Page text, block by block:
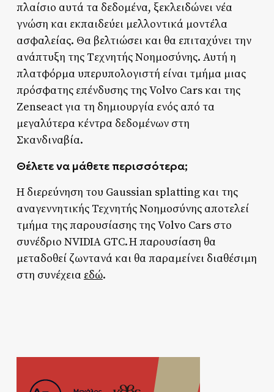
πλαίσιο αυτά τα δεδομένα, ξεκλειδώνει νέα
γνώση και εκπαιδεύει μελλοντικά μοντέλα
ασφαλείας. Θα βελτιώσει και θα επιταχύνει την
ανάπτυξη της Tεχνητής Nοημοσύνης. Αυτή η
πλατφόρμα υπερυπολογιστή είναι τμήμα μιας
πρόσφατης επένδυσης της Volvo Cars και της
Zenseact για τη δημιουργία ενός από τα
μεγαλύτερα κέντρα δεδομένων στη
Σκανδιναβία.
Θέλετε να μάθετε περισσότερα;
Η διερεύνηση του Gaussian splatting και της
αναγεννητικής Τεχνητής Νοημοσύνης αποτελεί
τμήμα της παρουσίασης της Volvo Cars στο
συνέδριο NVIDIA GTC. Η παρουσίαση θα
μεταδοθεί ζωντανά και θα παραμείνει διαθέσιμη
στη συνέχεια εδώ.